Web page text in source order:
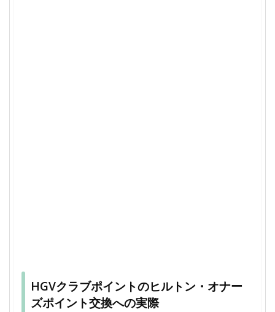
HGVクラブポイントのヒルトン・オナー
ズポイント交換への実際